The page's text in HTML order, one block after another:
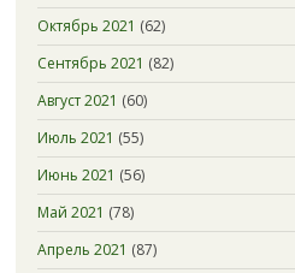
Октябрь 2021 (62)
Сентябрь 2021 (82)
Август 2021 (60)
Июль 2021 (55)
Июнь 2021 (56)
Май 2021 (78)
Апрель 2021 (87)